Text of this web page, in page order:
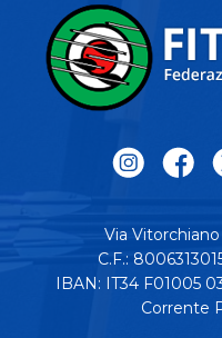
Via Vitorchiano
C.F.:
IBAN: IT34 F01005
Corrente